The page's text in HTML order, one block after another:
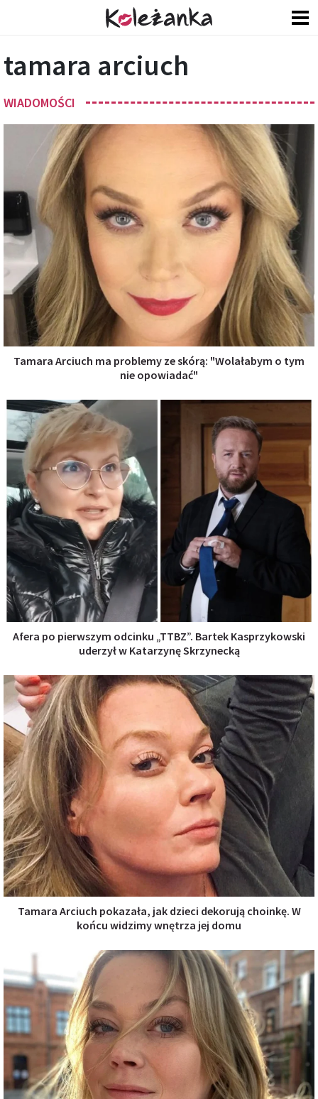
tamara arciuch
WIADOMOŚCI
Tamara Arciuch ma problemy ze skórą: "Wolałabym o tym
nie opowiadać"
Afera po pierwszym odcinku „TTBZ”. Bartek Kasprzykowski
uderzył w Katarzynę Skrzynecką
Tamara Arciuch pokazała, jak dzieci dekorują choinkę. W
końcu widzimy wnętrza jej domu